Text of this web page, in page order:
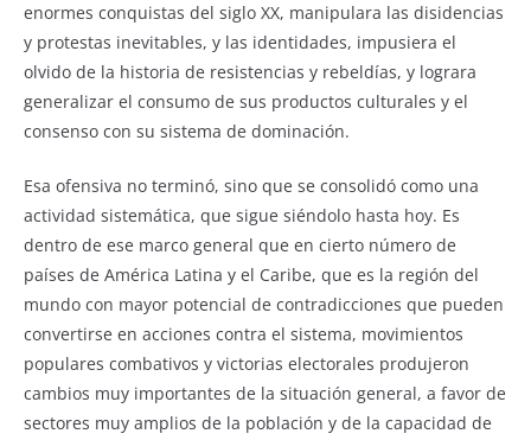
enormes conquistas del siglo XX, manipulara las disidencias
y protestas inevitables, y las identidades, impusiera el
olvido de la historia de resistencias y rebeldías, y lograra
generalizar el consumo de sus productos culturales y el
consenso con su sistema de dominación.
Esa ofensiva no terminó, sino que se consolidó como una
actividad sistemática, que sigue siéndolo hasta hoy. Es
dentro de ese marco general que en cierto número de
países de América Latina y el Caribe, que es la región del
mundo con mayor potencial de contradicciones que pueden
convertirse en acciones contra el sistema, movimientos
populares combativos y victorias electorales produjeron
cambios muy importantes de la situación general, a favor de
sectores muy amplios de la población y de la capacidad de